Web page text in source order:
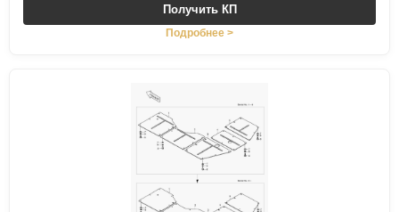
Получить КП
Подробнее >